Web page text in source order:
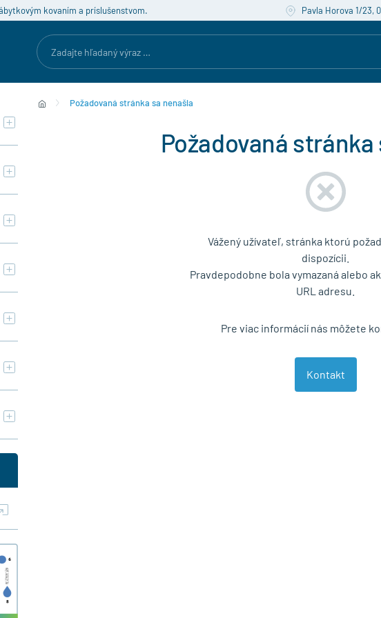
kovaním a príslušenstvom. Pavla Horova 1/23,
Požadovaná stránka sa nenašla
Požadovaná stránka
Vážený užívateľ, stránka ktorú
dispozícii.
Pravdepodobne bola vymazaná alebo
URL adresu.
Pre viac informácií nás môžete
Kontakt